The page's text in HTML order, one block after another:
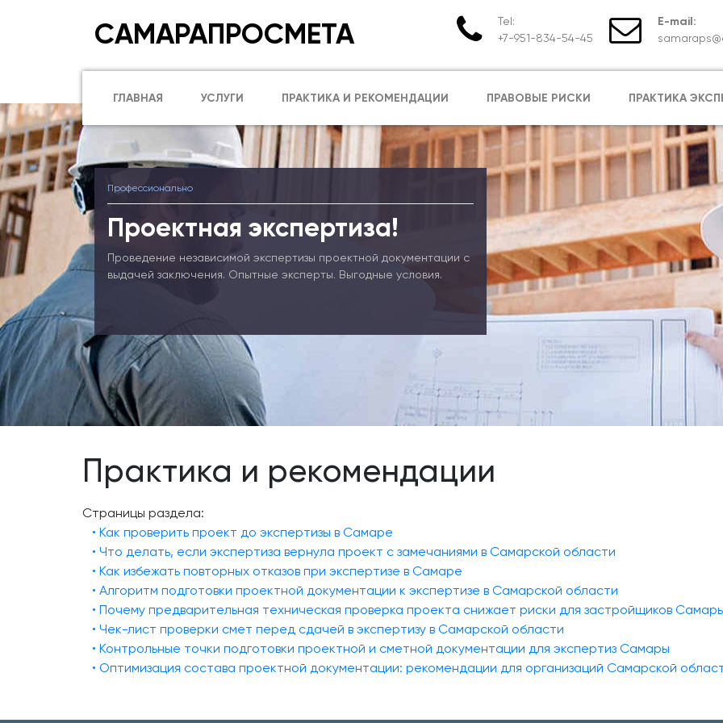
САМАРАПРОСМЕТА
Tel:
+7-951-834-54-45
E-mail:
ГЛАВНАЯ УСЛУГИ ПРАКТИКА И РЕКОМЕНДАЦИИ ПРАВОВЫЕ РИСКИ ПРАКТИКА
Профессионально
Проектная экспертиза!
Проведение независимой экспертизы проектной документации с
выдачей заключения. Опытные эксперты. Выгодные условия.
Практика и рекомендации
Страницы раздела:
• Как проверить проект до экспертизы в Самаре
• Что делать, если экспертиза вернула проект с замечаниями в Самарской области
• Как избежать повторных отказов при экспертизе в Самаре
• Алгоритм подготовки проектной документации к экспертизе в Самарской области
• Почему предварительная техническая проверка проекта снижает риски для застройщиков
• Чек-лист проверки смет перед сдачей в экспертизу в Самарской области
• Контрольные точки подготовки проектной и сметной документации для экспертиз Самары
• Оптимизация состава проектной документации: рекомендации для организаций Самарской